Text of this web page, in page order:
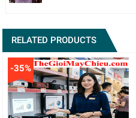
RELATED PRODUCTS
-35%